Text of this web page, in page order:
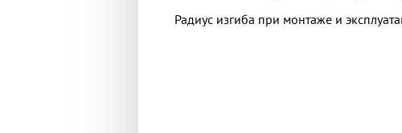
Радиус изгиба при монтаже и